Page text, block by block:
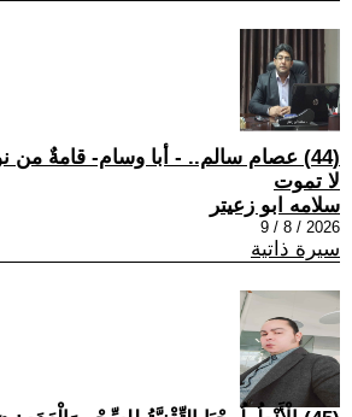
(44) عصام سالم.. - أبا وسام- قامةٌ من
لا تموت
سلامه ابو زعيتر
2026 / 8 / 9
سيرة ذاتية